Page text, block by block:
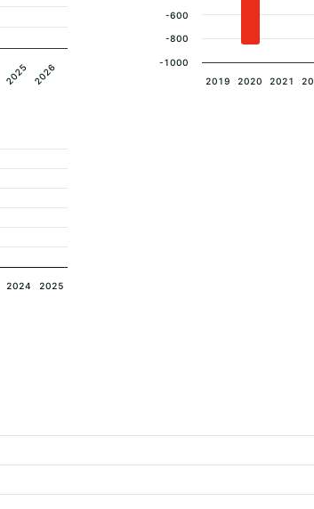
2025 2026 2019 2020 2021
-1000
-800
-600
2024 2025